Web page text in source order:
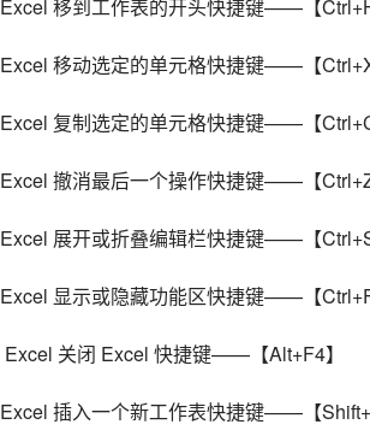
Excel 移到工作表的开头快捷键——【
Excel 移动选定的单元格快捷键——【Ctrl+X
Excel 复制选定的单元格快捷键——【Ctrl+C
Excel 撤消最后一个操作快捷键——【Ctrl+Z
Excel 展开或折叠编辑栏快捷键——【
Excel 显示或隐藏功能区快捷键——【
Excel 关闭 Excel 快捷键——【Alt+F4】
Excel 插入一个新工作表快捷键——【